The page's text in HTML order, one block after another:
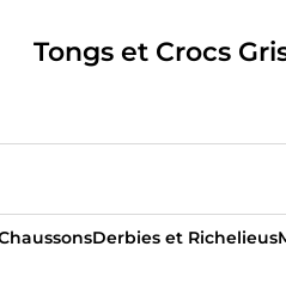
Tongs et Crocs
Derbies et Richelieus